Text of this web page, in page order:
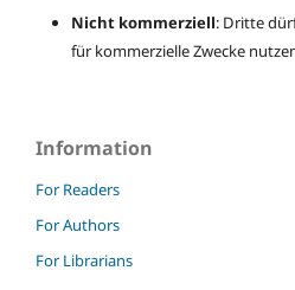
Nicht kommerziell: Dritte
für kommerzielle Zwecke
Information
For Readers
For Authors
For Librarians